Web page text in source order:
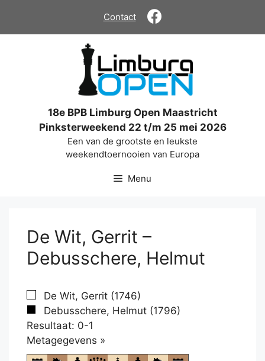
de
Contact
18e BPB Limburg Open Maastricht
Pinksterweekend 22 t/m 25 mei 2026
Een van de grootste en leukste
weekendtoernooien van Europa
Menu
De Wit, Gerrit –
Debusschere, Helmut
De Wit, Gerrit (1746)
Debusschere, Helmut (1796)
Resultaat: 0-1
Metagegevens »
om